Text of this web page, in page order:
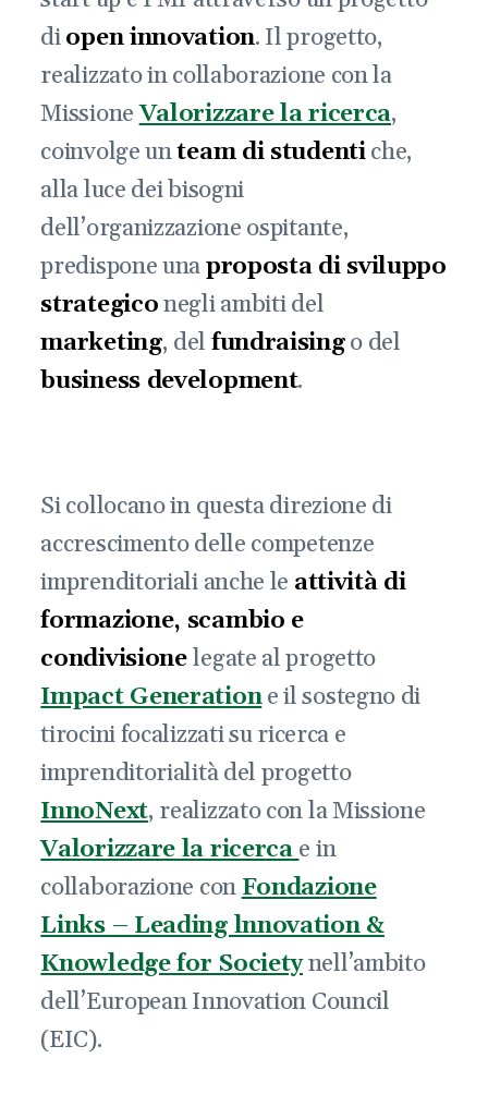
diopen innovation. Il progetto,
realizzato in collaborazione con la
MissioneValorizzare la ricerca,
coinvolge unteam di studentiche,
alla luce dei bisogni
dell’organizzazione ospitante,
predispone unaproposta di sviluppo
strategiconegli ambiti del
marketing, del fundraisingo del
business development.
Si collocano in questa direzione di
accrescimento delle competenze
imprenditoriali anche le attività di
formazione, scambio e
condivisionelegate al progetto
Impact Generatione il sostegno di
tirocini focalizzati su ricerca e
imprenditorialità del progetto
InnoNext, realizzato con la Missione
Valorizzare la ricerca e in
collaborazione con Fondazione
Links – Leading lnnovation &
Knowledge for Societynell’ambito
dell’European Innovation Council
(EIC).